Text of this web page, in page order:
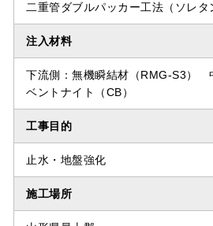
二重管ダブルパッカー工法（ソレタ
注入材料
下流側：無機瞬結材（RMG-S3）
ベントナイト（CB）
工事目的
止水・地盤強化
施工場所